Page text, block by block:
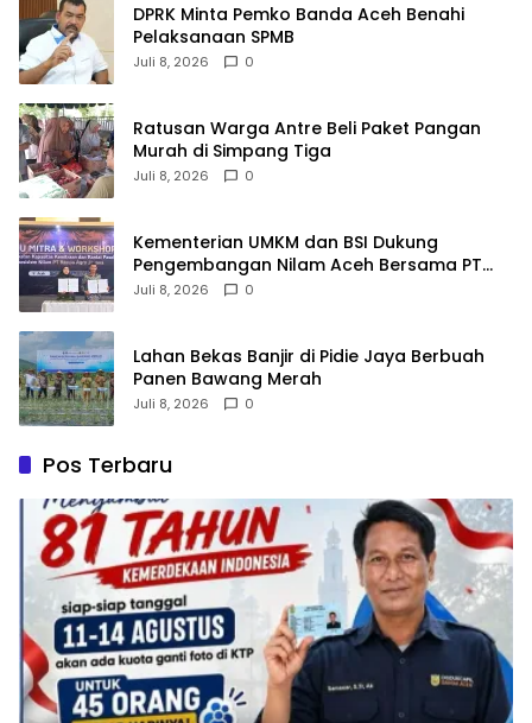
DPRK Minta Pemko Banda Aceh Benahi
Pelaksanaan SPMB
Juli 8, 2026 0
Ratusan Warga Antre Beli Paket Pangan
Murah di Simpang Tiga
Juli 8, 2026 0
Kementerian UMKM dan BSI Dukung
Pengembangan Nilam Aceh Bersama PT
Razma Agro Jayana
Juli 8, 2026 0
Lahan Bekas Banjir di Pidie Jaya Berbuah
Panen Bawang Merah
Juli 8, 2026 0
Pos Terbaru